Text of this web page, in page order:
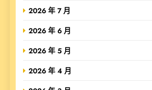
2026 年 7 月
2026 年 6 月
2026 年 5 月
2026 年 4 月